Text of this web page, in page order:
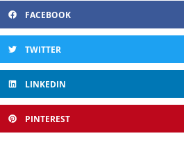
FACEBOOK
TWITTER
LINKEDIN
PINTEREST